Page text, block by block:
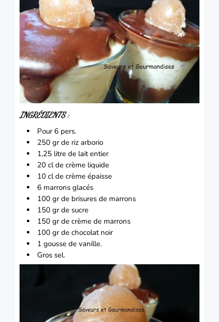
INGRÉDIENTS :
Pour 6 pers.
250 gr de riz arborio
1,25 litre de lait entier
20 cl de crème liquide
10 cl de crème épaisse
6 marrons glacés
100 gr de brisures de marrons
150 gr de sucre
150 gr de crème de marrons
100 gr de chocolatnoir
1 gousse de vanille.
Gros sel.